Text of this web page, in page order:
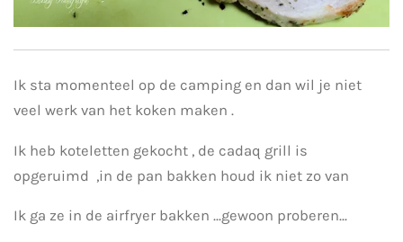
Ik sta momenteel op de camping en dan wil je niet
veel werk van het koken maken .
Ik heb koteletten gekocht , de cadaq grill is
opgeruimd ,in de pan bakken houd ik niet zo van
Ik ga ze in de airfryer bakken ...gewoon proberen...